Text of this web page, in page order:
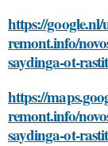
https://
remont.info/
saydinga-ot-
https://
remont.info/
saydinga-ot-